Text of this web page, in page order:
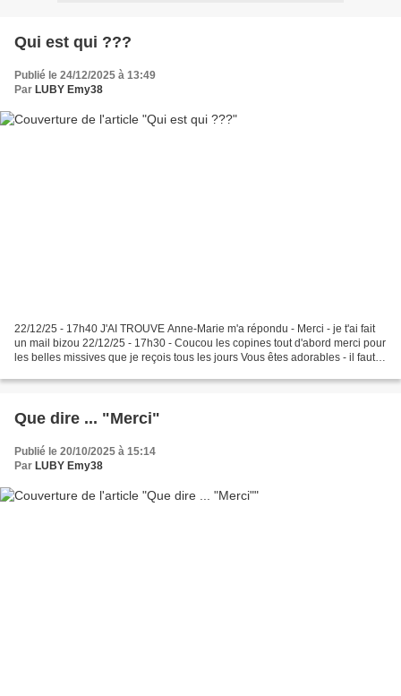
Qui est qui ???
Publié le 24/12/2025 à 13:49
Par LUBY Emy38
22/12/25 - 17h40 J'AI TROUVE Anne-Marie m'a répondu - Merci - je t'ai fait
un mail bizou 22/12/25 - 17h30 - Coucou les copines tout d'abord merci pour
les belles missives que je reçois tous les jours Vous êtes adorables - il faut
Que dire ... "Merci"
Publié le 20/10/2025 à 15:14
Par LUBY Emy38